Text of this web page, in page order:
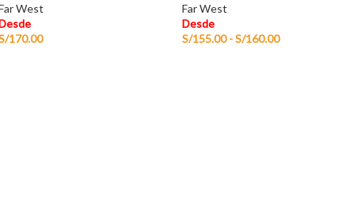
West
170.00
Far West
Desde
S/155.00 -S/160.00